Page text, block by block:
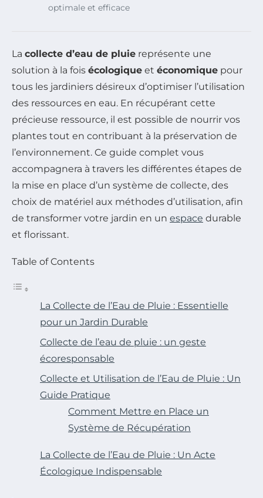
optimale et efficace
La collecte d’eau de pluie représente une
solution à la fois écologique et économique pour
tous les jardiniers désireux d’optimiser l’utilisation
des ressources en eau. En récupérant cette
précieuse ressource, il est possible de nourrir vos
plantes tout en contribuant à la préservation de
l’environnement. Ce guide complet vous
accompagnera à travers les différentes étapes de
la mise en place d’un système de collecte, des
choix de matériel aux méthodes d’utilisation, afin
de transformer votre jardin en un espace durable
et florissant.
Table of Contents
La Collecte de l’Eau de Pluie : Essentielle
pour un Jardin Durable
Collecte de l’eau de pluie : un geste
écoresponsable
Collecte et Utilisation de l’Eau de Pluie : Un
Guide Pratique
Comment Mettre en Place un
Système de Récupération
La Collecte de l’Eau de Pluie : Un Acte
Écologique Indispensable